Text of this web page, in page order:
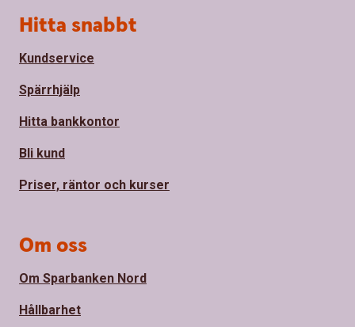
Sidfot
Hitta snabbt
Kundservice
Spärrhjälp
Hitta bankkontor
Bli kund
Priser, räntor och kurser
Om oss
Om Sparbanken Nord
Hållbarhet